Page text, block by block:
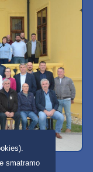
smatramo